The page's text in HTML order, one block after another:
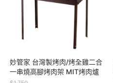
妙管家 台灣製烤肉/烤全雞二合
一串燒高腳烤肉架 MIT烤肉爐